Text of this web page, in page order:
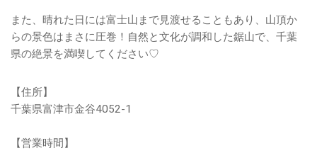
また、晴れた日には富士山まで見渡せることもあり、山頂か
らの景色はまさに圧巻！自然と文化が調和した鋸山で、千葉
県の絶景を満喫してください♡
【住所】
千葉県富津市金谷4052-1
【営業時間】